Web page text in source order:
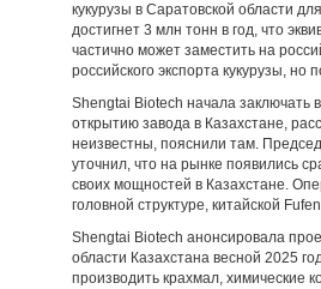
кукурузы в Саратовской области
достигнет 3 млн тонн в год, что
частично может заместить на
российского экспорта кукурузы, но
Shengtai Biotech начала заключать
открытию завода в Казахстане,
неизвестны, пояснили там.
уточнил, что на рынке появились
своих мощностей в Казахстане.
головной структуре, китайской
Shengtai Biotech анонсировала
области Казахстана весной 2025
производить крахмал, химические